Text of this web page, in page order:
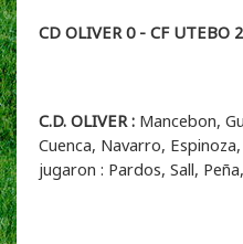
CD OLIVER 0 - CF UTEBO 2
C.D. OLIVER : Mancebon,
Cuenca, Navarro,
jugaron : Pardos, Sall,